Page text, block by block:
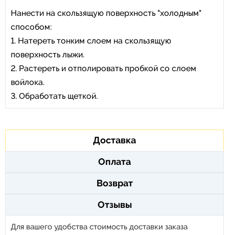
Нанести на скользящую поверхность "холодным"
способом:
1. Натереть тонким слоем на скользящую
поверхность лыжи.
2. Растереть и отполировать пробкой со слоем
войлока.
3. Обработать щеткой.
Доставка
Оплата
Возврат
Отзывы
Для вашего удобства стоимость доставки заказа